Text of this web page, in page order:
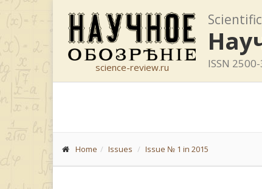
science-review.ru ISSN
Home Issues Issue № 1 in 2015